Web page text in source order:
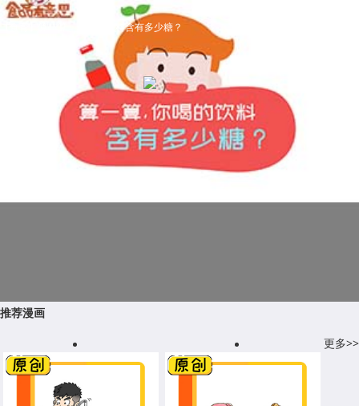
【食育】算一算，你喝的饮料含有多少糖？
推荐漫画
更多>>